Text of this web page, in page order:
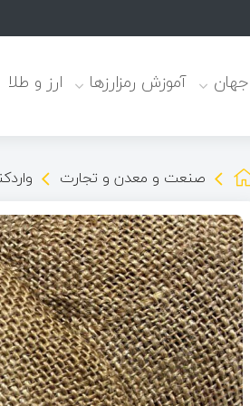
جهان آموزش رمزارزها ارز و طلا
صنعت و معدن و تجارت